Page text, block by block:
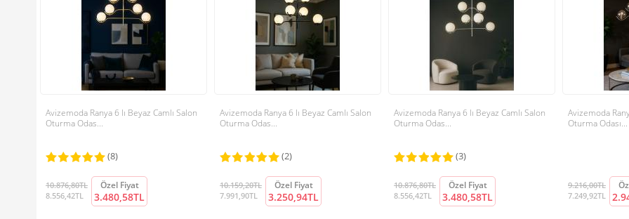
Avizemoda Ranya 6 lı Beyaz Camlı Salon
Oturma Odas...
(8)
10.876,80TL
8.556,42TL
Özel Fiyat
3.480,58TL
Avizemoda Ranya 6 lı Beyaz Camlı Salon
Oturma Odas...
(2)
10.159,20TL
7.991,90TL
Özel Fiyat
3.250,94TL
Avizemoda Ranya 6 lı Beyaz Camlı Salon
Oturma Odas...
(3)
10.876,80TL
8.556,42TL
Özel Fiyat
3.480,58TL
Avizemoda
Oturma Odası...
9.216,00TL
7.249,92TL